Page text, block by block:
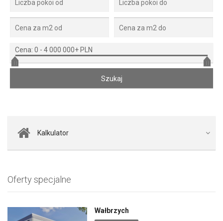
Cena: 0 - 4 000 000+ PLN
Kalkulator
Oferty specjalne
Wałbrzych